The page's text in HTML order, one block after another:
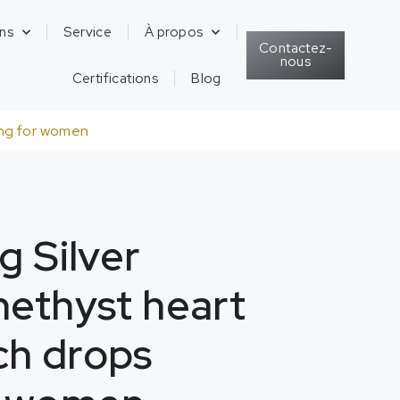
Service À propos
Certifications Blog
Contactez-
nous
for women
Silver
heart
drops